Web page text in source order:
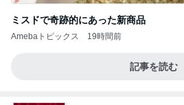
ミスドで奇跡的にあった新商品
Amebaトピックス 19時間前
記事を読む